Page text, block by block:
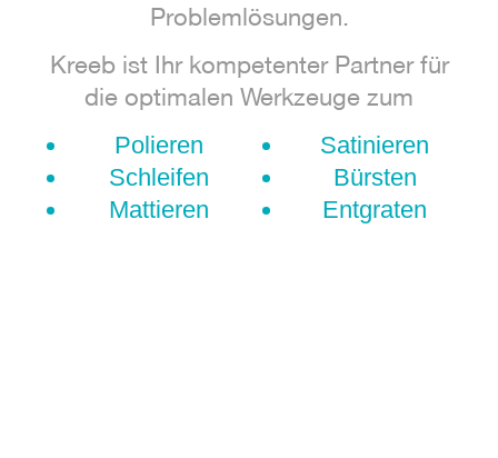
Problemlösungen.
Kreeb ist Ihr kompetenter Partner für
die optimalen Werkzeuge zum
Polieren
Schleifen
Mattieren
Satinieren
Bürsten
Entgraten